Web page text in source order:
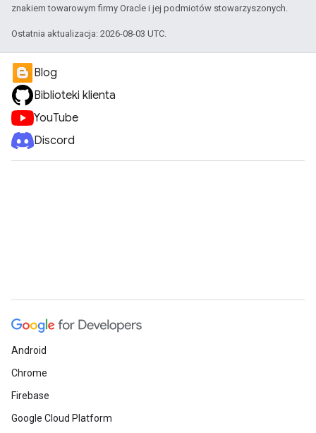
znakiem towarowym firmy Oracle i jej podmiotów stowarzyszonych.
Ostatnia aktualizacja: 2026-08-03 UTC.
Blog
Biblioteki klienta
YouTube
Discord
Android
Chrome
Firebase
Google Cloud Platform